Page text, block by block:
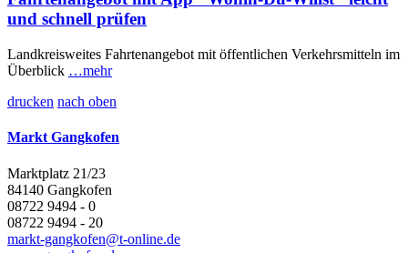
und schnell prüfen
Landkreisweites Fahrtenangebot mit öffentlichen Verkehrsmitteln im
Überblick …mehr
drucken nach oben
Markt Gangkofen
Marktplatz 21/23
84140 Gangkofen
08722 9494 - 0
08722 9494 - 20
markt-gangkofen@t-online.de